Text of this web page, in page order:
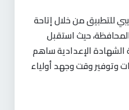
للتطبيق من خلال إتاحة
حيث استقبل
نتيجة الشهادة الإعدادية ساهم
وتوفير وقت وجهد أولياء